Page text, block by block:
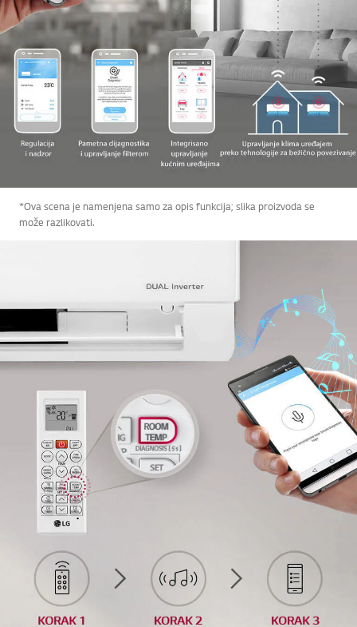
*Ova scena je namenjena samo za opis funkcija; slika proizvoda se
može razlikovati.